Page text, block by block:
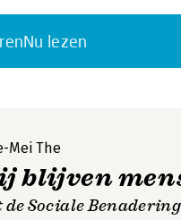
Nu lezen
Mei The
blijven
de Sociale